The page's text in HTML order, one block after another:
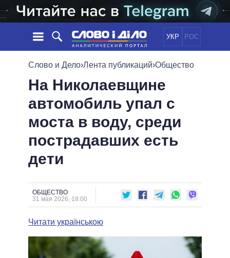
УКР РОС
НОВОСТИ
ЛЕНТА
СОБЫТИЯ
СТАТЬИ
ОБЗОРЫ
ДАЙДЖЕСТЫ
ПОЛИТИКА
ЭКОНОМИКА
ОБЩЕСТВО
МИР
ОБЕЩАНИЯ
ПОЛИТИКИ
ПРЕЗИДЕНТ И ОФИС
ВЕРХОВНАЯ РАДА
ГЛАВЫ ОБЛАДМИНИСТРАЦИЙ
МЭРЫ
ВСЕ ПЕРСОНЫ
ИНФОГРАФИКА
СРАВНЕНИЕ ПОЛИТИКОВ
Слово и Дело›Лента публикаций›Общество
На Николаевщине
автомобиль упал с
моста в воду, среди
пострадавших есть
дети
ОБЩЕСТВО
31 мая 2026, 18:00
Читати українською